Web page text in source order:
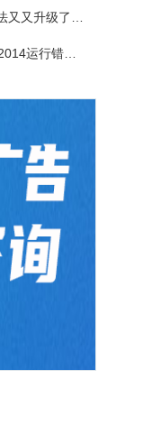
备复制粘贴”，告别文件传输助手！
行错误怎么办